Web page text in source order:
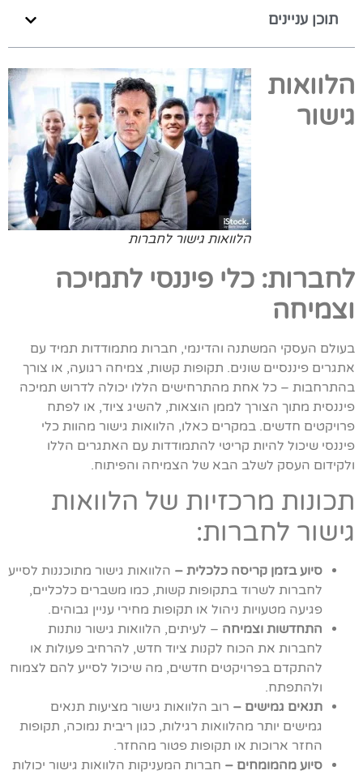
תוכן עניינים
הלוואות גישור לחברות
הלוואות
גישור
לחברות: כלי פיננסי לתמיכה
וצמיחה
בעולם העסקי המשתנה והדינמי, חברות מתמודדות תמיד עם
אתגרים פיננסיים שונים. תקופות קשות, צמיחה רגועה, או צורך
בהתרחבות – כל אחת מהתרחישים הללו יכולה לדרוש תמיכה
פיננסית מתוך הצורך לממן הוצאות, להשיג ציוד, או לפתח
פרויקטים חדשים. במקרים כאלו, הלוואות גישור מהוות כלי
פיננסי שיכול להיות קריטי להתמודדות עם האתגרים הללו
ולקידום העסק לשלב הבא של הצמיחה והפיתוח.
תכונות מרכזיות של הלוואות
גישור לחברות:
סיוע בזמן קריסה כלכלית – הלוואות גישור מתוכננות לסייע
לחברות לשרוד בתקופות קשות, כמו משברים כלכליים,
פגיעה מטעויות ניהול או תקופות מחירי עניין גבוהים.
התחדשות וצמיחה – לעיתים, הלוואות גישור נותנות
לחברות את הכוח לקנות ציוד חדש, להרחיב פעולות או
להתקדם בפרויקטים חדשים, מה שיכול לסייע להם לצמוח
ולהתפתח.
תנאים גמישים – רוב הלוואות גישור מציעות תנאים
גמישים יותר מהלוואות רגילות, כגון ריבית נמוכה, תקופות
החזר ארוכות או תקופות פטור מהחזר.
סיוע מהמומחים – חברות המעניקות הלוואות גישור יכולות